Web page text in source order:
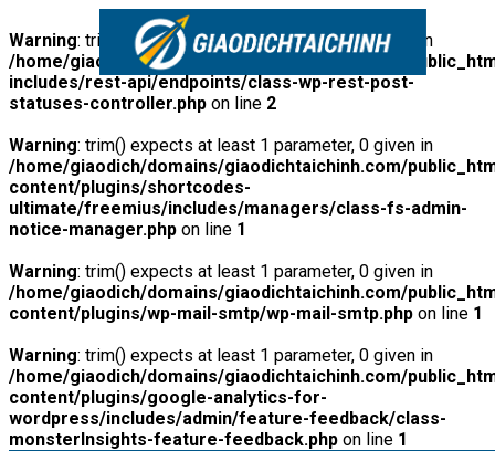
Warning: trim() expects at least 1 parameter, 0 given in
/home/giaodich/domains/giaodichtaichinh.com/
includes/rest-api/endpoints/class-wp-rest-post-
statuses-controller.php on line 2
Warning: trim() expects at least 1 parameter, 0 given in
/home/giaodich/domains/giaodichtaichinh.com/
content/plugins/shortcodes-
ultimate/freemius/includes/managers/class-fs-admin-
notice-manager.php on line 1
Warning: trim() expects at least 1 parameter, 0 given in
/home/giaodich/domains/giaodichtaichinh.com/
content/plugins/wp-mail-smtp/wp-mail-smtp.php on line 1
Warning: trim() expects at least 1 parameter, 0 given in
/home/giaodich/domains/giaodichtaichinh.com/
content/plugins/google-analytics-for-
wordpress/includes/admin/feature-feedback/class-
monsterInsights-feature-feedback.php on line 1